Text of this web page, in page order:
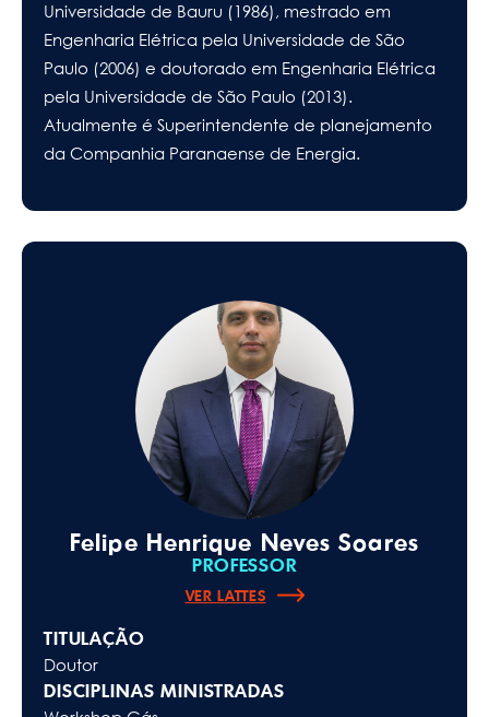
Universidade de Bauru (1986), mestrado em
Engenharia Elétrica pela Universidade de São
Paulo (2006) e doutorado em Engenharia Elétrica
pela Universidade de São Paulo (2013).
Atualmente é Superintendente de planejamento
da Companhia Paranaense de Energia.
Felipe Henrique Neves Soares
PROFESSOR
VER LATTES
TITULAÇÃO
Doutor
DISCIPLINAS MINISTRADAS